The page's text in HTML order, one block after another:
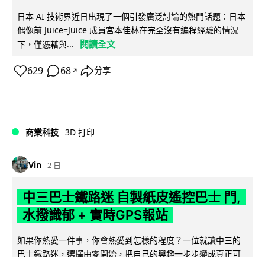
日本 AI 技術界近日出現了一個引發廣泛討論的熱門話題：日本
偶像前 Juice=Juice 成員宮本佳林在完全沒有編程經驗的情況
下，僅憑藉與...
閱讀全文
629 68 ↗ 分享
商業科技 3D 打印
Vin 2 日
中三巴士鐵路迷 自製紙皮遙控巴士 門,
水撥識郁 + 實時GPS報站
如果你熱愛一件事，你會熱愛到怎樣的程度？一位就讀中三的
巴士鐵路迷，選擇由零開始，把自己的興趣一步步變成真正可